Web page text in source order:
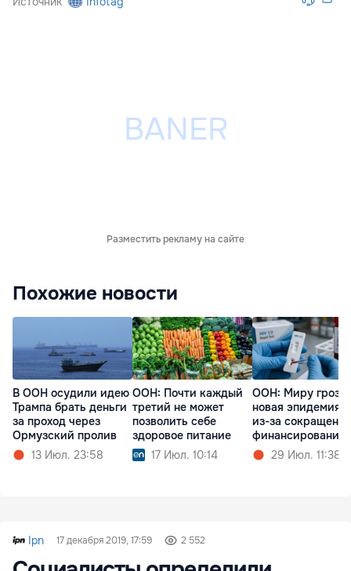
Разместить рекламу на сайте
Похожие новости
В ООН осудили идею
Трампа брать деньги
за проход через
Ормузский пролив
13 Июл. 23:58
ООН: Почти каждый
третий не может
позволить себе
здоровое питание
17 Июл. 10:14
ООН: Миру
новая эпидемия
из-за сокращения
финансирования
29 Июл. 11:38
Ipn 17 декабря 2019, 17:59 2 552